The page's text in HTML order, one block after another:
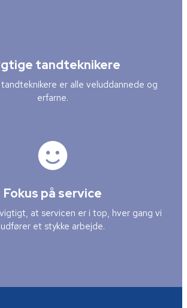
tandteknikere
er alle veluddannede og
erfarne.
Fokus på service
at servicen er i top, hver gang vi
udfører et stykke arbejde.